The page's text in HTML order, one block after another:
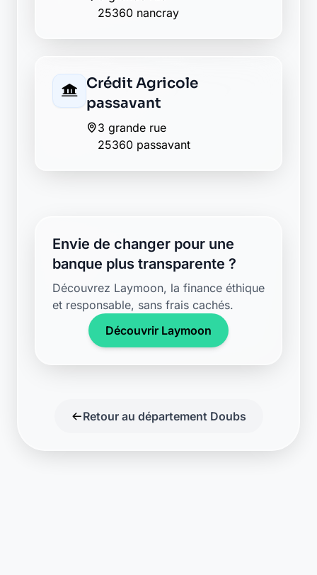
25360 nancray
Crédit Agricole
passavant
3 grande rue
25360 passavant
Envie de changer pour une
banque plus transparente ?
Découvrez Laymoon, la finance éthique
et responsable, sans frais cachés.
Découvrir Laymoon
Retour au département Doubs